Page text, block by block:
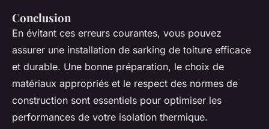
Conclusion
En évitant ces erreurs courantes, vous pouvez
assurer une installation de sarking de toiture efficace
et durable. Une bonne préparation, le choix de
matériaux appropriés et le respect des normes de
construction sont essentiels pour optimiser les
performances de votre isolation thermique.